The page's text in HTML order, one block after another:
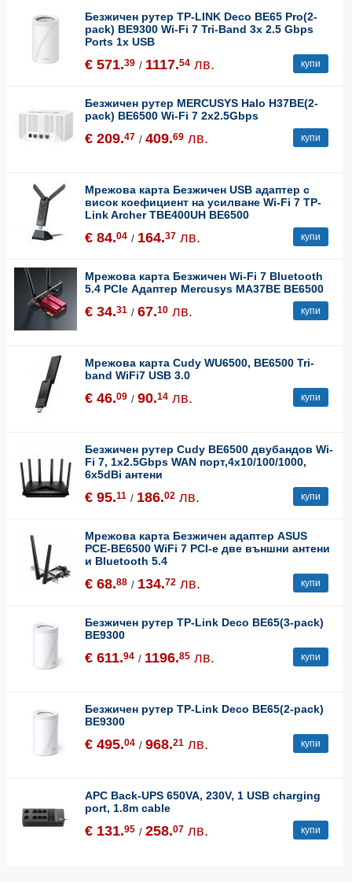
Безжичен рутер TP-LINK Deco BE65 Pro(2-
pack) BE9300 Wi-Fi 7 Tri-Band 3x 2.5 Gbps
Ports 1x USB
€ 571.39 / 1117.54 лв. купи
Безжичен рутер MERCUSYS Halo H37BE(2-
pack) BE6500 Wi-Fi 7 2x2.5Gbps
€ 209.47 / 409.69 лв. купи
Мрежова карта Безжичен USB адаптер с
висок коефициент на усилване Wi-Fi 7 TP-
Link Archer TBE400UH BE6500
€ 84.04 / 164.37 лв. купи
Мрежова карта Безжичен Wi-Fi 7 Bluetooth
5.4 PCIe Адаптер Mercusys MA37BE BE6500
€ 34.31 / 67.10 лв. купи
Мрежова карта Cudy WU6500, BE6500 Tri-
band WiFi7 USB 3.0
€ 46.09 / 90.14 лв. купи
Безжичен рутер Cudy BE6500 двубандов Wi-
Fi 7, 1x2.5Gbps WAN порт,4x10/100/1000,
6x5dBi антени
€ 95.11 / 186.02 лв. купи
Мрежова карта Безжичен адаптер ASUS
PCE-BE6500 WiFi 7 PCI-e две външни антени
и Bluetooth 5.4
€ 68.88 / 134.72 лв. купи
Безжичен рутер TP-Link Deco BE65(3-pack)
BE9300
€ 611.94 / 1196.85 лв. купи
Безжичен рутер TP-Link Deco BE65(2-pack)
BE9300
€ 495.04 / 968.21 лв. купи
APC Back-UPS 650VA, 230V, 1 USB charging
port, 1.8m cable
€ 131.95 / 258.07 лв. купи